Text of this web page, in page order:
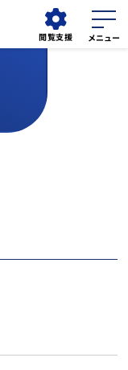
閲覧支援
外来
担当医表